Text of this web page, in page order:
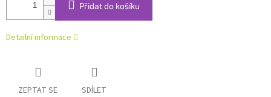
Přidat do košíku
Detailní informace
ZEPTAT SE SDÍLET